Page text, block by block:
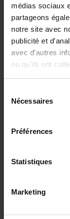
médias sociaux
partageons
notre site avec
publicité et
avec d'autres
ou qu'ils ont
Nécessaires
Préférences
Statistiques
Marketing
reboisement
Contenance :
Partenaire :
Notre